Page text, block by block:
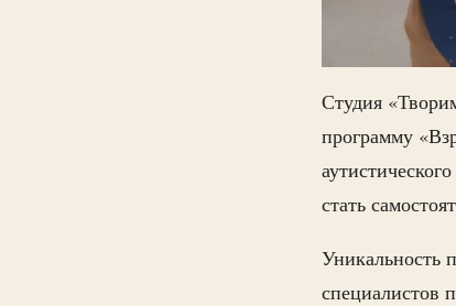
Студия
программу
стать
Уникальность
специалистов